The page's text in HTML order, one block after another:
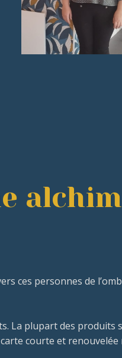
ces personnes de
La plupart des produits
courte et